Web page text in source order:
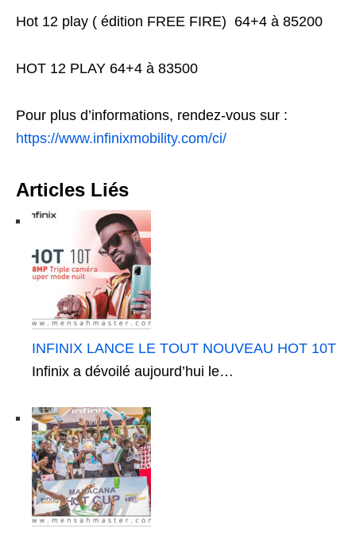
Hot 12 play ( édition FREE FIRE) 64+4 à 85200
HOT 12 PLAY 64+4 à 83500
Pour plus d’informations, rendez-vous sur :
https://www.infinixmobility.com/ci/
Articles Liés
INFINIX LANCE LE TOUT NOUVEAU HOT 10T
Infinix a dévoilé aujourd’hui le…